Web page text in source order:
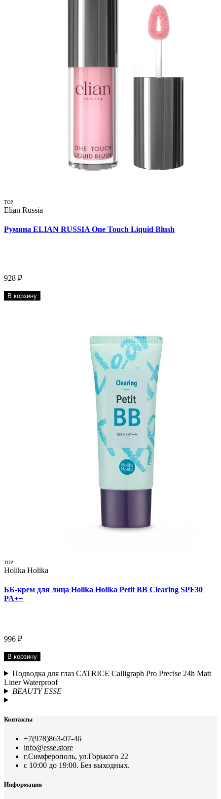
TOP
Elian Russia
Румяна ELIAN RUSSIA One Touch Liquid Blush
928 ₽
В корзину
TOP
Holika Holika
ББ-крем для лица Holika Holika Petit BB Clearing SPF30
PA++
996 ₽
В корзину
Подводка для глаз CATRICE Calligraph Pro Precise 24h Matt
Liner Waterproof
BEAUTY ESSE
Контакты
+7(978)863-07-46
info@esse.store
г.Симферополь, ул.Горького 22
с 10:00 до 19:00. Без выходных.
Информация